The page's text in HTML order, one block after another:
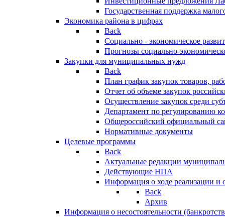
Государственная поддержка
Экономика района в цифрах
Back
Социально - экономическое
Прогнозы социально-
Закупки для муниципальных нужд
Back
План график закупок товаров,
Отчет об объеме закупок
Осуществление закупок среди
Департамент по регулированию
Общероссийский официальный
Нормативные документы
Целевые программы
Back
Актуальные редакции
Действующие НПА
Информация о ходе реализации
Back
Архив
Информация о несостоятельности